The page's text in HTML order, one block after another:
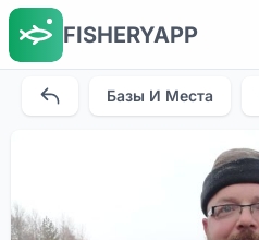
FISHERYAPP
Базы И Места